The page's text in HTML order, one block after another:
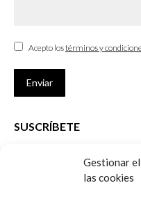
Gestionar
las cookies
Acepto lostérminos y
Enviar
SUSCRÍBETE
que desarrolla el Colegio de